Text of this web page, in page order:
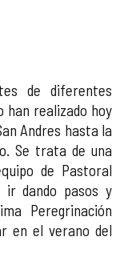
de diferentes
han realizado hoy
Andres hasta la
Se trata de una
de Pastoral
ir dando pasos y
Peregrinación
en el verano del